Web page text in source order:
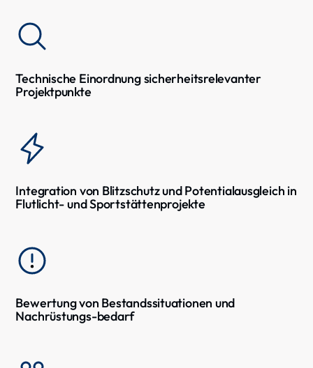
Technische Einordnung sicherheitsrelevanter
Projektpunkte
Integration von Blitzschutz und Potentialausgleich in
Flutlicht- und Sportstättenprojekte
Bewertung von Bestandssituationen und
Nachrüstungs-bedarf